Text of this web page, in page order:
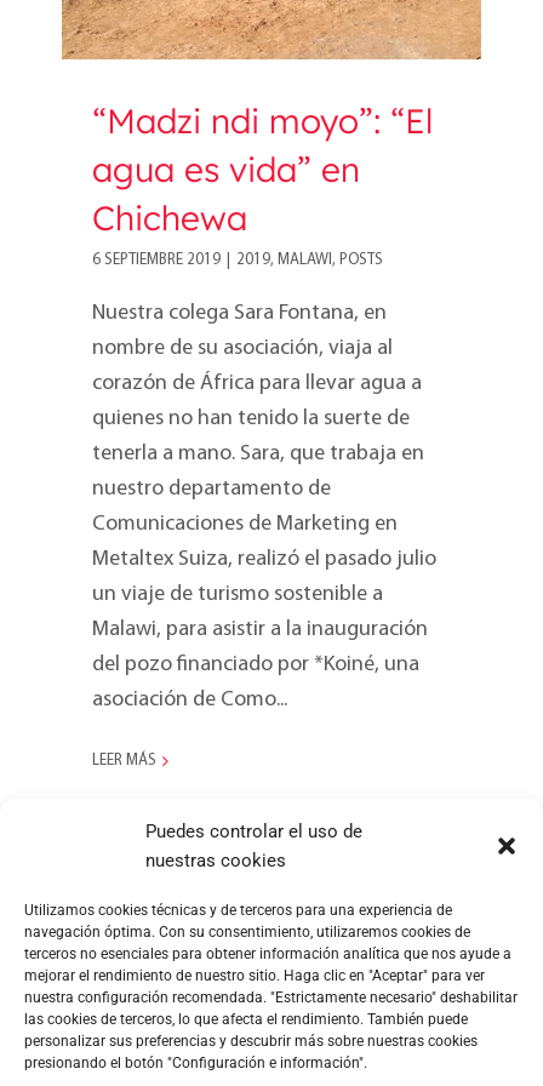
Puedes controlar el uso de
nuestras cookies
Utilizamos cookies técnicas y de terceros para una experiencia de
navegación óptima. Con su consentimiento, utilizaremos cookies de
terceros no esenciales para obtener información analítica que nos ayude a
mejorar el rendimiento de nuestro sitio. Haga clic en "Aceptar" para ver
nuestra configuración recomendada. "Estrictamente necesario" deshabilitar
las cookies de terceros, lo que afecta el rendimiento. También puede
personalizar sus preferencias y descubrir más sobre nuestras cookies
presionando el botón "Configuración e información".
“Madzi ndi moyo”: “El
agua es vida” en
Chichewa
6 SEPTIEMBRE 2019 2019, MALAWI , POSTS
Nuestra colega Sara Fontana, en
nombre de su asociación, viaja al
corazón de África para llevar agua a
quienes no han tenido la suerte de
tenerla a mano. Sara, que trabaja en
nuestro departamento de
Comunicaciones de Marketing en
Metaltex Suiza, realizó el pasado julio
un viaje de turismo sostenible a
Malawi, para asistir a la inauguración
del pozo financiado por *Koiné, una
asociación de Como...
LEER MÁS